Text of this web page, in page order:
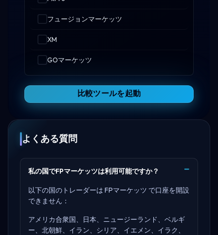
フュージョンマーケッツ
XM
GOマーケッツ
比較ツールを起動
よくある質問
私の国でFPマーケッツは利用可能ですか？
以下の国のトレーダーは FPマーケッツ で口座を開設
できません：
アメリカ合衆国、日本、ニュージーランド、ベルギ
ー、北朝鮮、イラン、シリア、イエメン、イラク、